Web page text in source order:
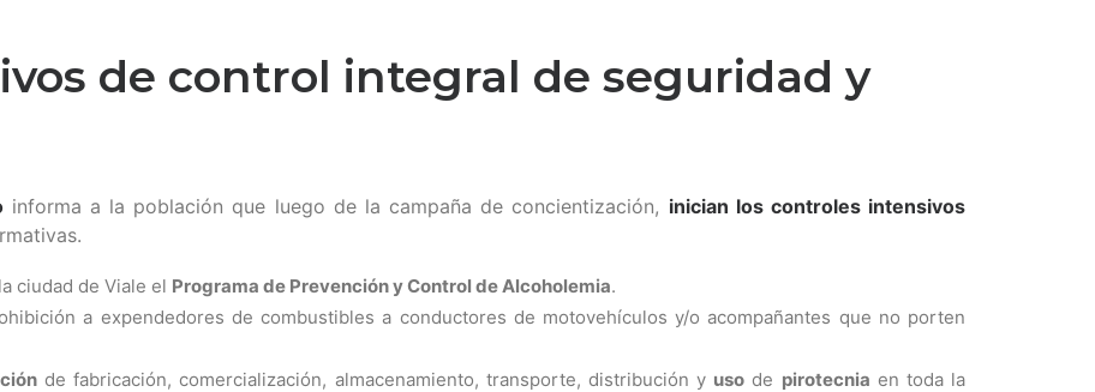
de control integral de seguridad y
informa a la población que luego de la campaña de concientización, inician los controles intensivos
ciudad de Viale el Programa de Prevención y Control de Alcoholemia.
a expendedores de combustibles a conductores de motovehículos y/o acompañantes que no porten
de fabricación, comercialización, almacenamiento, transporte, distribución y uso de pirotecnia en toda la